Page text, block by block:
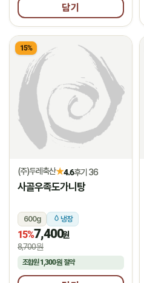
담기
15%
(주)두레축산★4.6후기 36
사골우족도가니탕
600g 냉장
15%7,400원
8,700원
조합원1,300원 절약